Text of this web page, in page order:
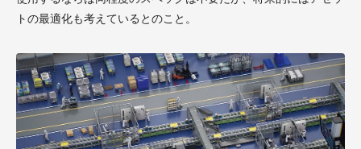
トの最適化も考えているとのこと。